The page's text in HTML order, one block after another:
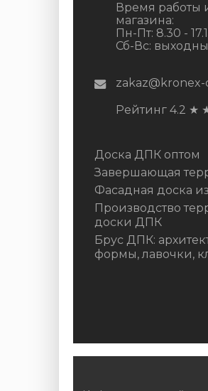
Время работы
магазина:
Пн-Пт: 8.30 -
Сб-Вс:
Рейтинг 4.2 ★
Доска ДПК оптом
Завершающая
Фасадная доска
Производство
доски ДПК
Брус ДПК:
формы, лавочки,